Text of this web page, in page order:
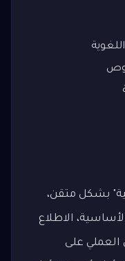
بشكل متقن،
الاطلاع
العملي على